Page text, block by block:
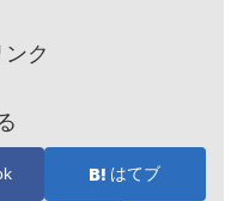
ク
はてブ